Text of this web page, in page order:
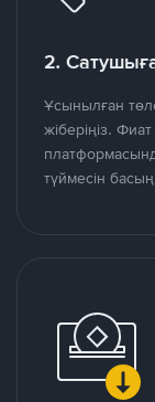
2.
Ұсынылған
жіберіңіз.
түймесін